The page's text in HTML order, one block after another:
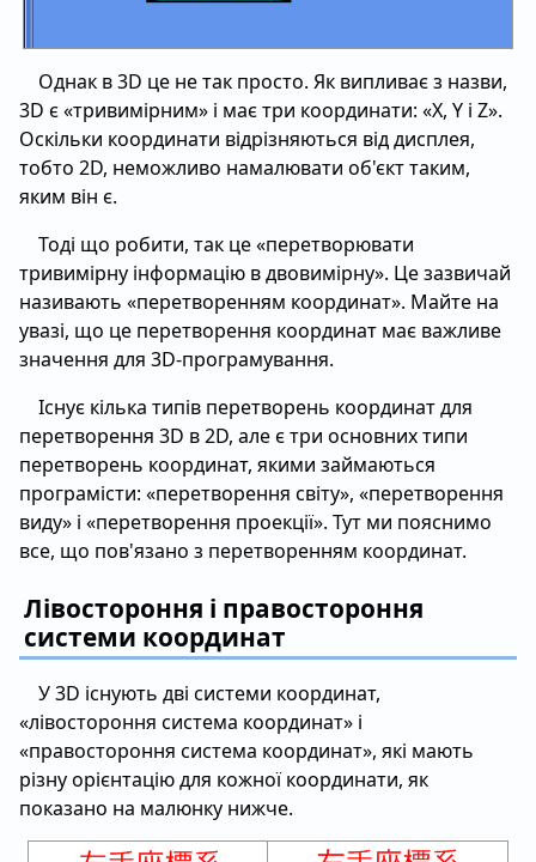
Однак в 3D це не так просто. Як випливає з назви,
3D є «тривимірним» і має три координати: «X, Y і Z».
Оскільки координати відрізняються від дисплея,
тобто 2D, неможливо намалювати об'єкт таким,
яким він є.
Тоді що робити, так це «перетворювати
тривимірну інформацію в двовимірну». Це зазвичай
називають «перетворенням координат». Майте на
увазі, що це перетворення координат має важливе
значення для 3D-програмування.
Існує кілька типів перетворень координат для
перетворення 3D в 2D, але є три основних типи
перетворень координат, якими займаються
програмісти: «перетворення світу», «перетворення
виду» і «перетворення проекції». Тут ми пояснимо
все, що пов'язано з перетворенням координат.
Лівостороння і правостороння
системи координат
У 3D існують дві системи координат,
«лівостороння система координат» і
«правостороння система координат», які мають
різну орієнтацію для кожної координати, як
показано на малюнку нижче.